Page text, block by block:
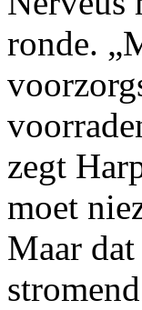
ronde.
zegt
moet
Maar